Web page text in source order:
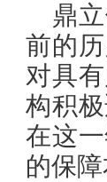
鼎
前的
对具
构积
在这
的保